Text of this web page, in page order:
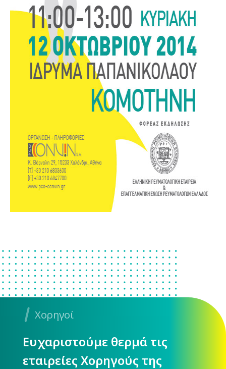
Χορηγοί
Ευχαριστούμε θερμά τις
εταιρείες Χορηγούς της